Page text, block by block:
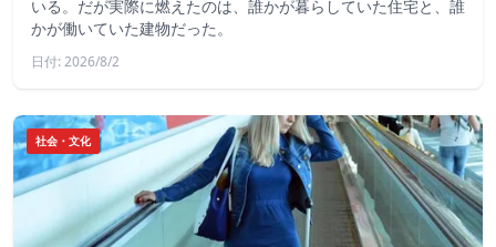
いる。だが実際に燃えたのは、誰かが暮らしていた住宅と、誰
かが働いていた建物だった。
日付: 2026/8/2
社会・文化